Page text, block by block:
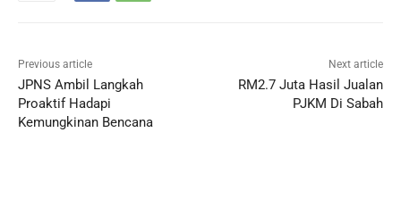
Previous article
JPNS Ambil Langkah
Proaktif Hadapi
Kemungkinan Bencana
Next article
RM2.7 Juta Hasil Jualan
PJKM Di Sabah